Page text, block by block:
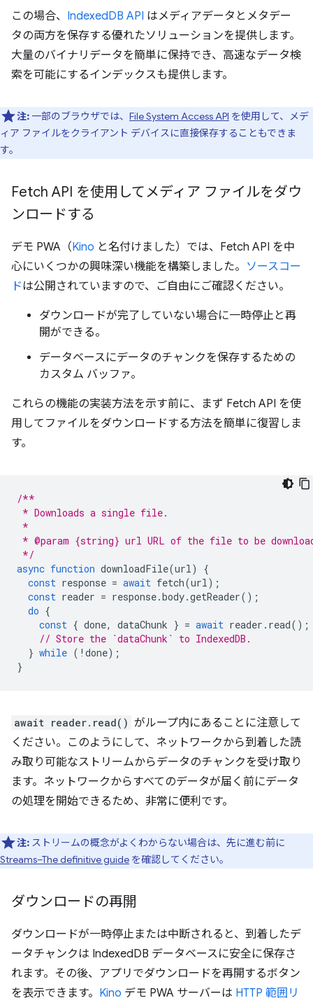
この場合、 IndexedDB API はメディアデータとメタデー
タの両方を保存する優れたソリューションを提供します。
大量のバイナリデータを簡単に保持でき、高速なデータ検
索を可能にするインデックスも提供します。
注: 一部のブラウザでは、 File System Access API を使用して、メデ
ィア ファイルをクライアント デバイスに直接保存することもできま
す。
Fetch API を使用してメディア ファイルをダウ
ンロードする
デモ PWA（Kino と名付けました）では、Fetch API を中
心にいくつかの興味深い機能を構築しました。 ソースコー
ドは公開されていますので、ご自由にご確認ください。
ダウンロードが完了していない場合に一時停止と再
開ができる。
データベースにデータのチャンクを保存するための
カスタム バッファ。
これらの機能の実装方法を示す前に、まず Fetch API を使
用してファイルをダウンロードする方法を簡単に復習しま
す。
/**
* Downloads a single file.
*
* @param {string} url URL of the file to be
*/
async function downloadFile(url)
{
const response = await fetch(url);
const reader = response.body.getReader();
do {
const { done, dataChunk } = await reader . read();
// Store the `dataChunk` to IndexedDB.
} while ( ! done);
}
await reader.read() がループ内にあることに注意して
ください。このようにして、ネットワークから到着した読
み取り可能なストリームからデータのチャンクを受け取り
ます。ネットワークからすべてのデータが届く前にデータ
の処理を開始できるため、非常に便利です。
注: ストリームの概念がよくわからない場合は、先に進む前に
Streams–The definitive guide を確認してください。
ダウンロードの再開
ダウンロードが一時停止または中断されると、到着したデ
ータチャンクは IndexedDB データベースに安全に保存さ
れます。その後、アプリでダウンロードを再開するボタン
を表示できます。 Kino デモ PWA サーバーは HTTP 範囲リ